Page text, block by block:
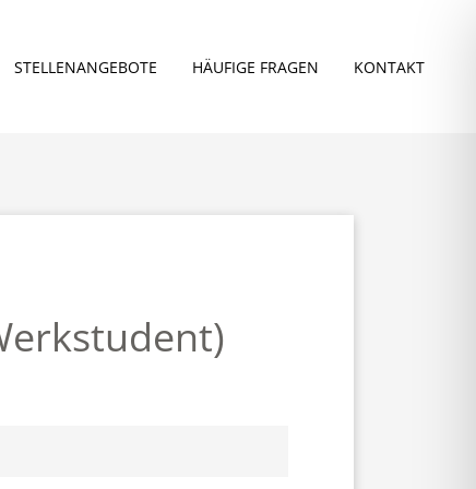
STELLEN­ANGEBOTE HÄUFIGE FRAGEN KONTAKT